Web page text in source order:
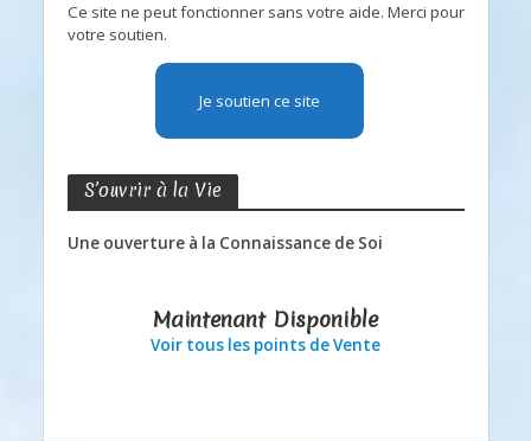
Ce site ne peut fonctionner sans votre aide. Merci pour
votre soutien.
Je soutien ce site
S’ouvrir à la Vie
Une ouverture à la Connaissance de Soi
Maintenant Disponible
Voir tous les points de Vente